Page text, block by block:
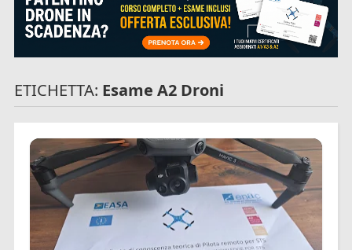
ETICHETTA: Esame A2 Droni